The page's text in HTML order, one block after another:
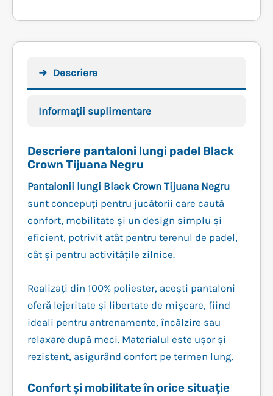
Descriere
Informații suplimentare
Descriere pantaloni lungi padel Black
Crown Tijuana Negru
Pantalonii lungi Black Crown Tijuana Negru
sunt concepuți pentru jucătorii care caută
confort, mobilitate și un design simplu și
eficient, potrivit atât pentru terenul de padel,
cât și pentru activitățile zilnice.
Realizați din 100% poliester, acești pantaloni
oferă lejeritate și libertate de mișcare, fiind
ideali pentru antrenamente, încălzire sau
relaxare după meci. Materialul este ușor și
rezistent, asigurând confort pe termen lung.
Confort și mobilitate în orice situație